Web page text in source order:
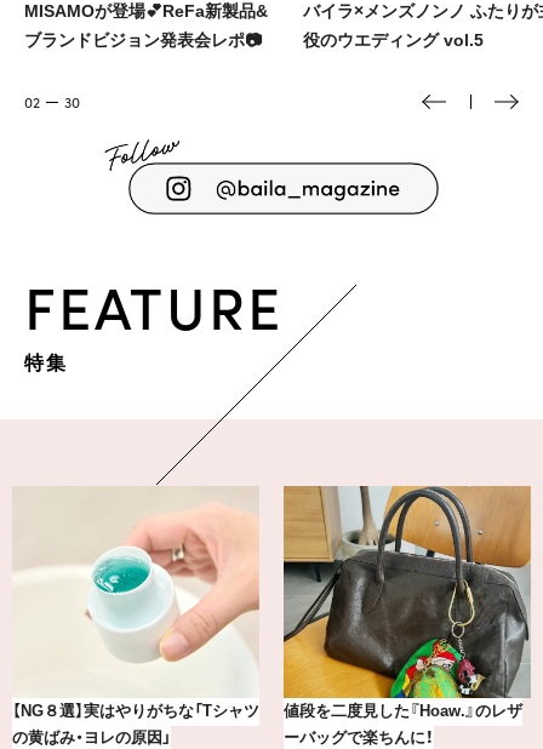
バイラ×メンズノンノ ふたりが主
役のウエディング vol.5
街でも映えるスタイリッシュ
ンニングウェア＆ギアを厳選🏃‍♀️
03 30
FEATURE
特集
【2026年8月】鏡リュウジの12星座
別占い
気分が上がる「フルラ」のアイウェ
アを「眼鏡市場」で探して。